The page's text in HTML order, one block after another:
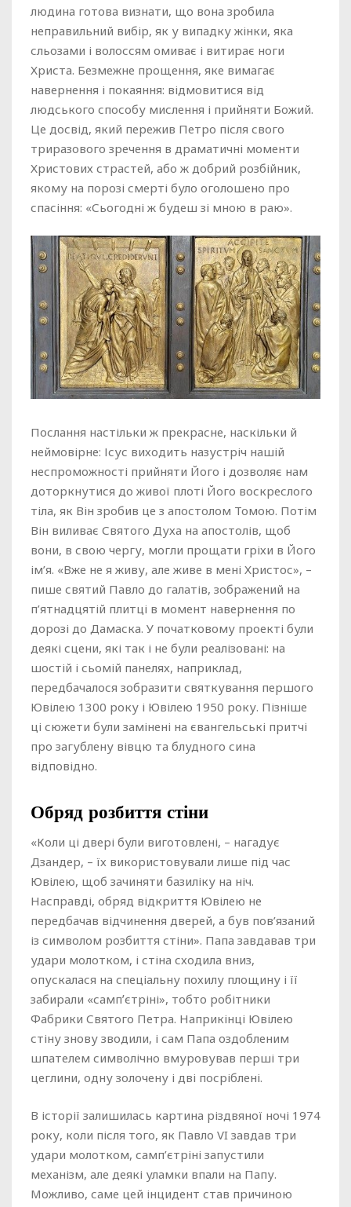
людина готова визнати, що вона зробила
неправильний вибір, як у випадку жінки, яка
сльозами і волоссям омиває і витирає ноги
Христа. Безмежне прощення, яке вимагає
навернення і покаяння: відмовитися від
людського способу мислення і прийняти Божий.
Це досвід, який пережив Петро після свого
триразового зречення в драматичні моменти
Христових страстей, або ж добрий розбійник,
якому на порозі смерті було оголошено про
спасіння: «Сьогодні ж будеш зі мною в раю».
Послання настільки ж прекрасне, наскільки й
неймовірне: Ісус виходить назустріч нашій
неспроможності прийняти Його і дозволяє нам
доторкнутися до живої плоті Його воскреслого
тіла, як Він зробив це з апостолом Томою. Потім
Він виливає Святого Духа на апостолів, щоб
вони, в свою чергу, могли прощати гріхи в Його
ім’я. «Вже не я живу, але живе в мені Христос», –
пише святий Павло до галатів, зображений на
п’ятнадцятій плитці в момент навернення по
дорозі до Дамаска. У початковому проекті були
деякі сцени, які так і не були реалізовані: на
шостій і сьомій панелях, наприклад,
передбачалося зобразити святкування першого
Ювілею 1300 року і Ювілею 1950 року. Пізніше
ці сюжети були замінені на євангельські притчі
про загублену вівцю та блудного сина
відповідно.
Обряд розбиття стіни
«Коли ці двері були виготовлені, – нагадує
Дзандер, – їх використовували лише під час
Ювілею, щоб зачиняти базиліку на ніч.
Насправді, обряд відкриття Ювілею не
передбачав відчинення дверей, а був пов’язаний
із символом розбиття стіни». Папа завдавав три
удари молотком, і стіна сходила вниз,
опускалася на спеціальну похилу площину і її
забирали «сампʼєтріні», тобто робітники
Фабрики Святого Петра. Наприкінці Ювілею
стіну знову зводили, і сам Папа оздобленим
шпателем символічно вмуровував перші три
цеглини, одну золочену і дві посріблені.
В історії залишилась картина різдвяної ночі 1974
року, коли після того, як Павло VI завдав три
удари молотком, самп’єтріні запустили
механізм, але деякі уламки впали на Папу.
Можливо, саме цей інцидент став причиною